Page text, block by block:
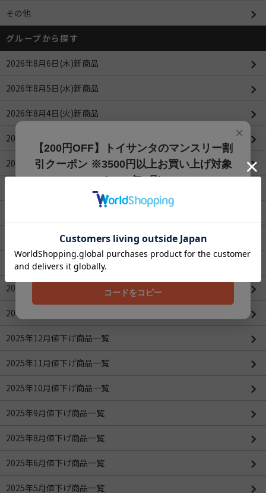
その他
グループから探す
2026年8月6日(木)新商品
2026年8月5日(水)新商品
2026年8月4日(火)新商品
2026年8月3日(月)新商品
2026年8月1日(土)新商品
2026年4月値下げ商品一覧(更新：2026/04/16)
2026年3月値下げ商品一覧
2026年2月値下げ商品一覧
2026年1月値下げ商品一覧
2025年12月値下げ商品一覧
2025年11月値下げ商品一覧
2025年10月値下げ商品一覧
2025年9月値下げ商品一覧
2025年8月値下げ商品一覧
2025年6月値下げ商品一覧
2025年5月値下げ商品一覧
×
【200円OFF】トイサンタのマンスリー割
引クーポン ※3500円以上お買い上げ対象
(2026年8月)
【200円OFFクーポン】3500円以上お買上げでご利用可能
です!! 8月1日～8月31日まで
202608
コードをコピー